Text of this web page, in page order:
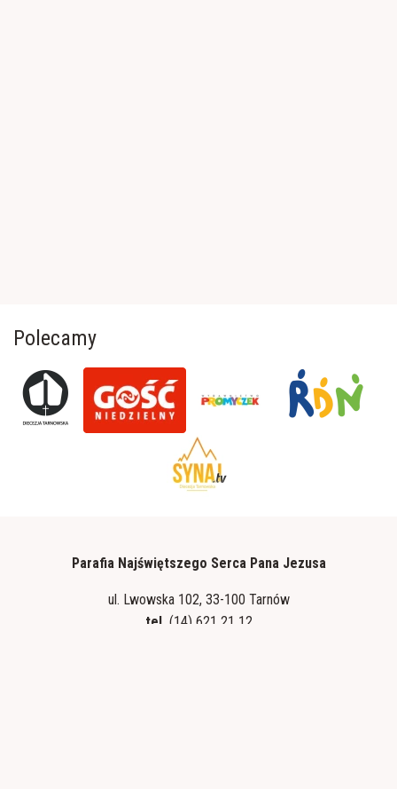
Polecamy
Parafia Najświętszego Serca Pana Jezusa
ul. Lwowska 102, 33-100 Tarnów
tel. (14) 621 21 12